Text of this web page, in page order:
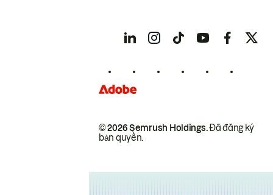
© 2026 Semrush Holdings.Đã đăng ký
bản quyền.